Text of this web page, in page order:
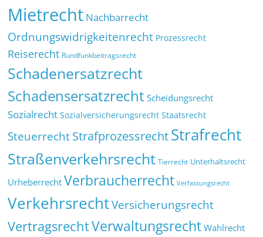
Mietrecht Nachbarrecht
Ordnungswidrigkeitenrecht Prozessrecht
Reiserecht Rundfunkbeitragsrecht
Schadenersatzrecht
Schadensersatzrecht Scheidungsrecht
Sozialrecht Sozialversicherungsrecht Staatsrecht
SteuerrechtStrafprozessrechtStrafrecht
Straßenverkehrsrecht Tierrecht Unterhaltsrecht
Urheberrecht Verbraucherrecht Verfassungsrecht
VerkehrsrechtVersicherungsrecht
VertragsrechtVerwaltungsrecht Wahlrecht